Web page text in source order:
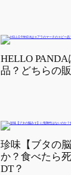
HELLO
品？どちらの
珍味【ブタの
か？食べたら
DT？